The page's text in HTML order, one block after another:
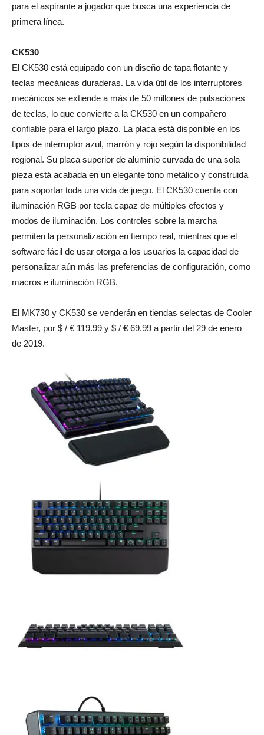
para el aspirante a jugador que busca una experiencia de
primera línea.
CK530
El CK530 está equipado con un diseño de tapa flotante y
teclas mecánicas duraderas. La vida útil de los interruptores
mecánicos se extiende a más de 50 millones de pulsaciones
de teclas, lo que convierte a la CK530 en un compañero
confiable para el largo plazo. La placa está disponible en los
tipos de interruptor azul, marrón y rojo según la disponibilidad
regional. Su placa superior de aluminio curvada de una sola
pieza está acabada en un elegante tono metálico y construida
para soportar toda una vida de juego. El CK530 cuenta con
iluminación RGB por tecla capaz de múltiples efectos y
modos de iluminación. Los controles sobre la marcha
permiten la personalización en tiempo real, mientras que el
software fácil de usar otorga a los usuarios la capacidad de
personalizar aún más las preferencias de configuración, como
macros e iluminación RGB.
El MK730 y CK530 se venderán en tiendas selectas de Cooler
Master, por $ / € 119.99 y $ / € 69.99 a partir del 29 de enero
de 2019.